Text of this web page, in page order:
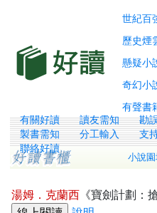
世紀百
歷史煙
懸疑小
奇幻小
有聲書
有關好讀 讀友需知
勘
製書需知
分工輸入
支
聯絡好讀
小說園
湯姆．克蘭西 《寶劍計劃：